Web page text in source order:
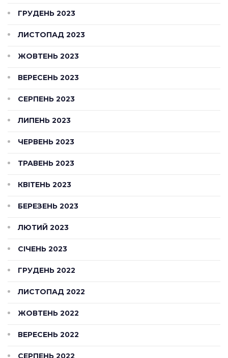
ГРУДЕНЬ 2023
ЛИСТОПАД 2023
ЖОВТЕНЬ 2023
ВЕРЕСЕНЬ 2023
СЕРПЕНЬ 2023
ЛИПЕНЬ 2023
ЧЕРВЕНЬ 2023
ТРАВЕНЬ 2023
КВІТЕНЬ 2023
БЕРЕЗЕНЬ 2023
ЛЮТИЙ 2023
СІЧЕНЬ 2023
ГРУДЕНЬ 2022
ЛИСТОПАД 2022
ЖОВТЕНЬ 2022
ВЕРЕСЕНЬ 2022
СЕРПЕНЬ 2022